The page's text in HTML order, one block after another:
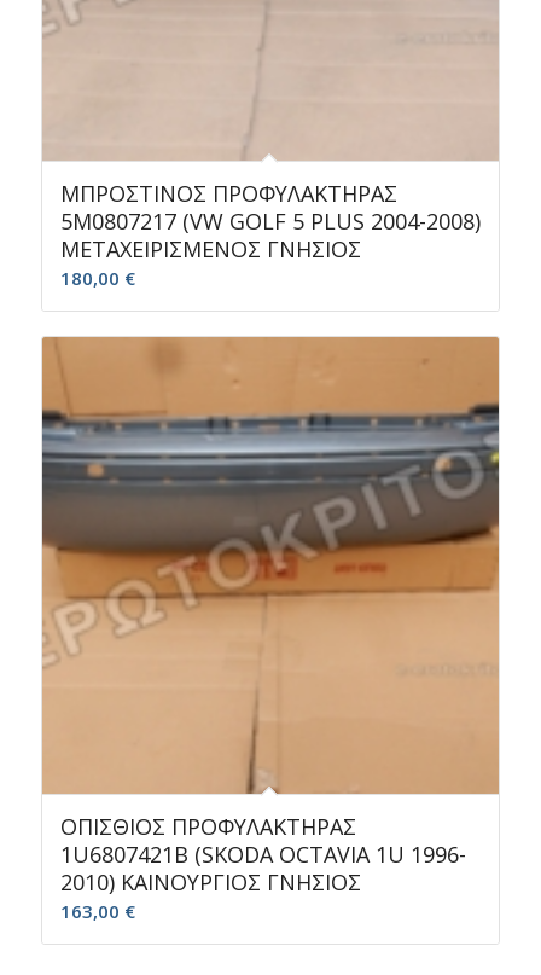
ΜΠΡΟΣΤΙΝΟΣ ΠΡΟΦΥΛΑΚΤΗΡΑΣ
5M0807217 (VW GOLF 5 PLUS 2004-2008)
ΜΕΤΑΧΕΙΡΙΣΜΕΝΟΣ ΓΝΗΣΙΟΣ
180,00 €
ΟΠΙΣΘΙΟΣ ΠΡΟΦΥΛΑΚΤΗΡΑΣ
1U6807421B (SKODA OCTAVIA 1U 1996-
2010) ΚΑΙΝΟΥΡΓΙΟΣ ΓΝΗΣΙΟΣ
163,00 €